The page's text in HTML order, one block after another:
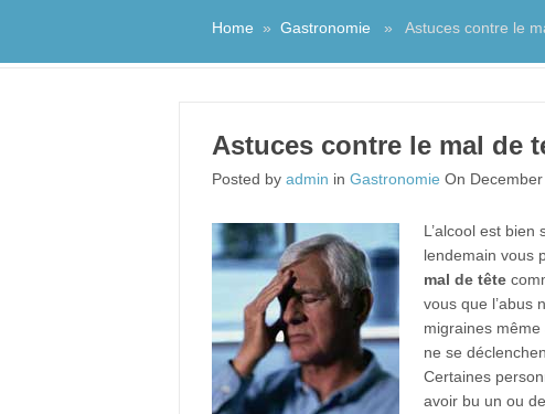
Home » Gastronomie » Astuces contre le
Astuces contre le mal de
Posted by admin in Gastronomie On
L’alcool est
lendemain vous
mal de tête
vous que l’abus
migraines
ne se
Certaines
avoir bu un ou